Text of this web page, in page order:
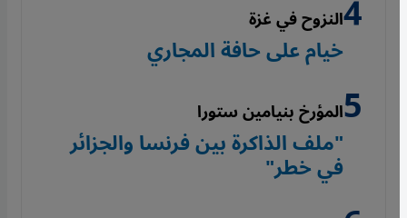
النزوح في غزة
خيام على حافة المجاري
المؤرخ بنيامين ستورا
"ملف الذاكرة بين فرنسا والجزائر
في خطر"